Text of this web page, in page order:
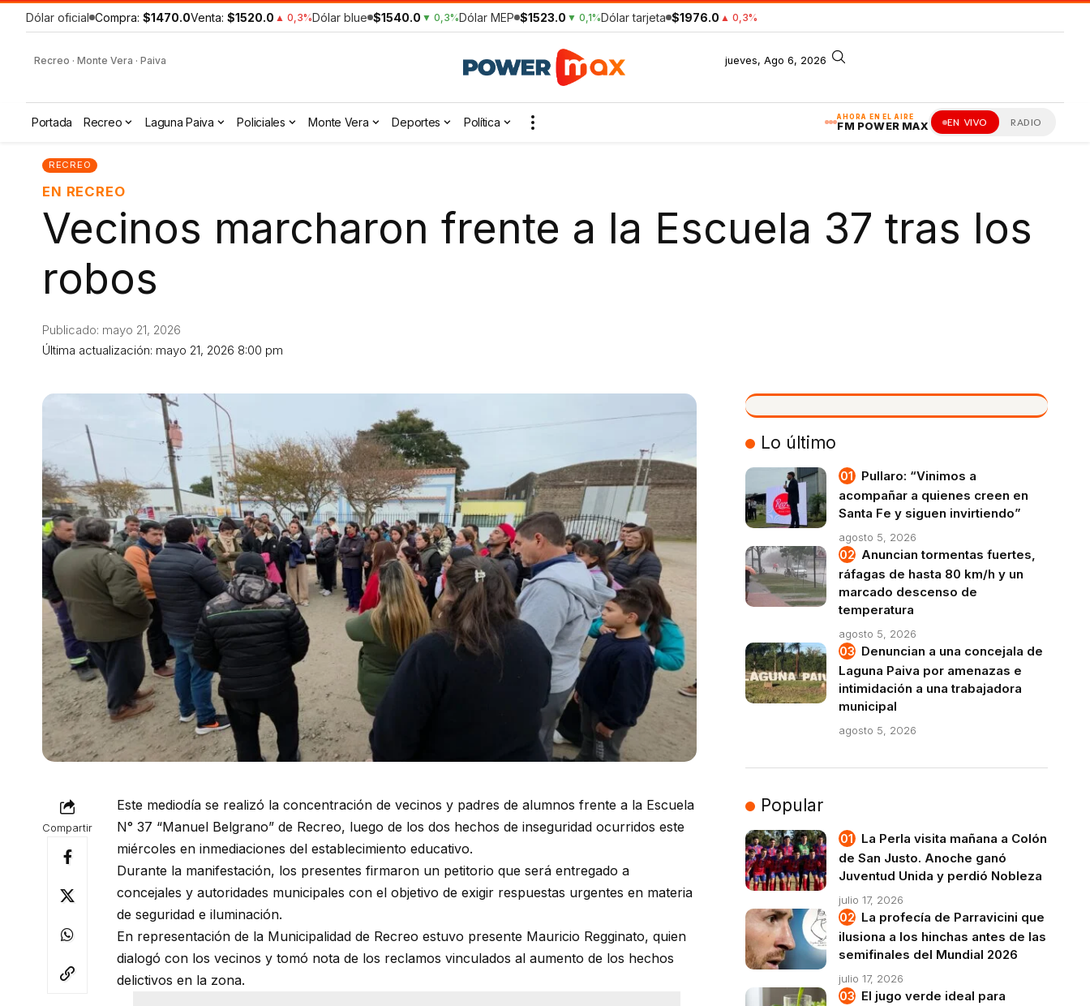
Dólar oficial Compra: $1470.0Venta: $1520.0 ▲ 0,3%Dólar blue $1540.0 ▼ 0,3%Dólar MEP $1523.0 ▼ 0,1%Dólar tarjeta $1976.0 ▲ 0,3%
Recreo · Monte Vera · Paiva jueves, Ago 6, 2026
AHORA EN EL AIRE
FM POWER MAX EN VIVO RADIO
Portada Recreo Laguna Paiva Policiales Monte Vera Deportes Política
RECREO
EN RECREO
Vecinos marcharon frente a la Escuela 37 tras los
robos
Última actualización: mayo 21, 2026 8:00 pm
Publicado: mayo 21, 2026
Compartir
Este mediodía se realizó la concentración de vecinos y padres de alumnos frente a la Escuela
N° 37 “Manuel Belgrano” de Recreo, luego de los dos hechos de inseguridad ocurridos este
miércoles en inmediaciones del establecimiento educativo.
Durante la manifestación, los presentes firmaron un petitorio que será entregado a
concejales y autoridades municipales con el objetivo de exigir respuestas urgentes en materia
de seguridad e iluminación.
En representación de la Municipalidad de Recreo estuvo presente Mauricio Regginato, quien
dialogó con los vecinos y tomó nota de los reclamos vinculados al aumento de los hechos
delictivos en la zona.
VIVO
Lo último
Pullaro: “Vinimos a
acompañar a quienes creen en
Santa Fe y siguen invirtiendo”
agosto 5, 2026
Anuncian tormentas fuertes,
ráfagas de hasta 80 km/h y un
marcado descenso de
temperatura
agosto 5, 2026
Denuncian a una concejala de
Laguna Paiva por amenazas e
intimidación a una trabajadora
municipal
agosto 5, 2026
Popular
La Perla visita mañana a Colón
de San Justo. Anoche ganó
Juventud Unida y perdió Nobleza
julio 17, 2026
La profecía de Parravicini que
ilusiona a los hinchas antes de las
semifinales del Mundial 2026
julio 17, 2026
El jugo verde ideal para